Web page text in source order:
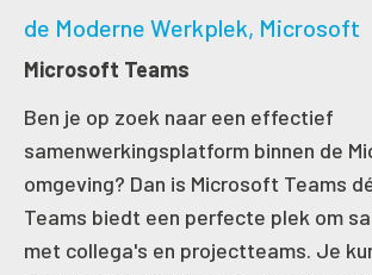
de Moderne Werkplek Microsoft
Microsoft Teams
Ben je op zoek naar een effectief
samenwerkingsplatform binnen de
omgeving? Dan is Microsoft Teams
Teams biedt een perfecte plek om
met collega's en projectteams. Je